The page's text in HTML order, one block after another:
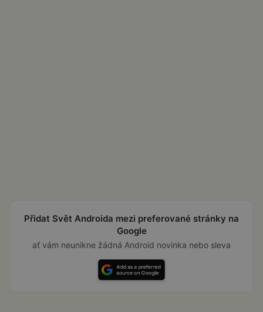
Přidat Svět Androida mezi preferované stránky na
Google
ať vám neunikne žádná Android novinka nebo sleva